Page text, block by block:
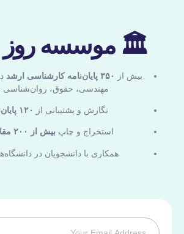
🏛 موسسه روز
بیش از ۳۵۰ پایان‌نامه کارشناسی ارشد
مهندسی، حقوق، روان‌شناسی و
نگارش و پشتیبانی از ۱۲۰ پایان‌نامه دکتری
استخراج و چاپ بیش از ۲۰۰ مقاله ISI و ISC
همکاری با دانشجویان در